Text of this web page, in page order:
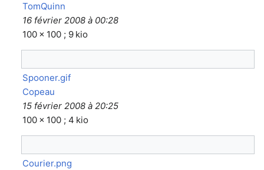
TomQuinn
16 février 2008 à 00:28
100 × 100 ; 9 kio
Spooner.gif
Copeau
15 février 2008 à 20:25
100 × 100 ; 4 kio
Courier.png